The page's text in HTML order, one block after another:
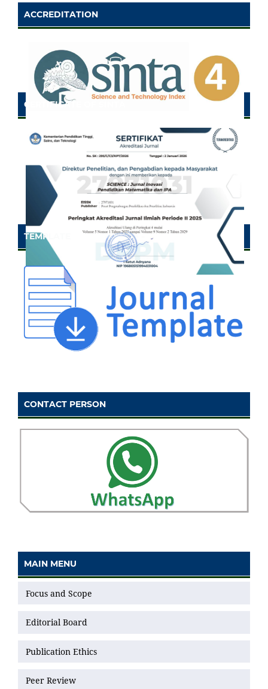
ACCREDITATION
CERTIFICATE OF SINTA
TEMPLATE
CONTACT PERSON
MAIN MENU
Focus and Scope
Editorial Board
Publication Ethics
Peer Review